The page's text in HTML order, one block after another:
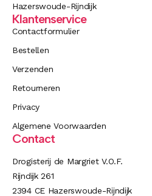
Hazerswoude-Rijndijk
Klantenservice
Contactformulier
Bestellen
Verzenden
Retourneren
Privacy
Algemene Voorwaarden
Contact
Drogisterij de Margriet V.O.F.
Rijndijk 261
2394 CE Hazerswoude-Rijndijk